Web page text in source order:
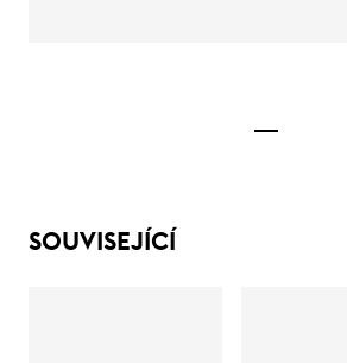
SOUVISEJÍCÍ